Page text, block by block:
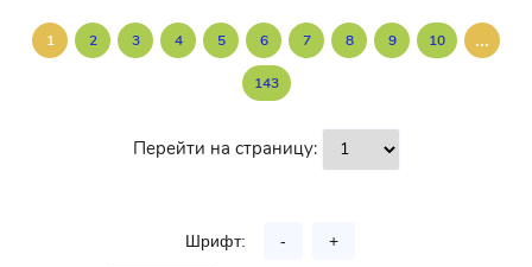
1 2 3 4 5 6 7 8 9 10 ...
143
Перейти на страницу:
Шрифт: - +